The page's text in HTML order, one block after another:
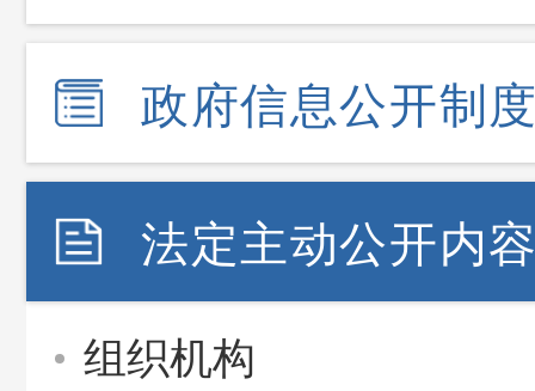
政府信息公开制
法定主动公开内
组织机构